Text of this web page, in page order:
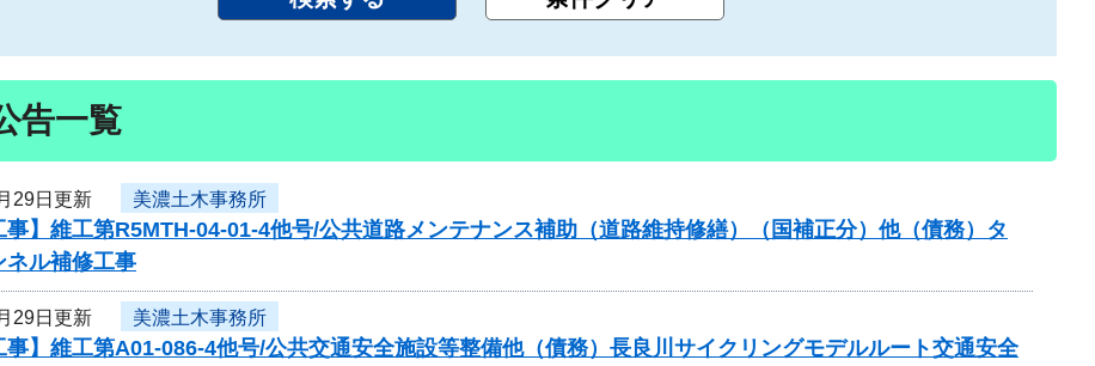
告一覧
29日更新 美濃土木事務所
事】維工第R5MTH-04-01-4他号/公共道路メンテナンス補助（道路維持修繕）（国補正分）他（債務）タ
ネル補修工事
29日更新 美濃土木事務所
事】維工第A01-086-4他号/公共交通安全施設等整備他（債務）長良川サイクリングモデルルート交通安全